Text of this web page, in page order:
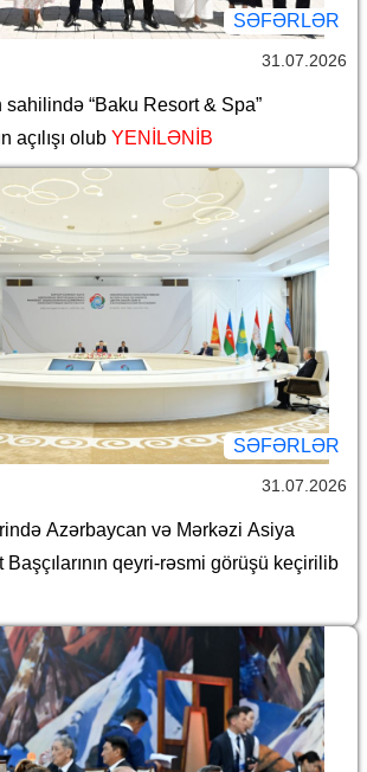
SƏFƏRLƏR
31.07.2026
sahilində “Baku Resort & Spa”
açılışı olub YENİLƏNİB
SƏFƏRLƏR
31.07.2026
Azərbaycan və Mərkəzi Asiya
qeyri-rəsmi görüşü keçirilib